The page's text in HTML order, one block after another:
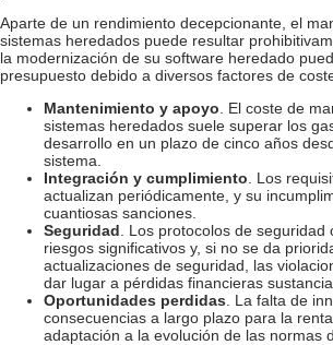
Aparte de un rendimiento decepcionante, el
sistemas heredados puede resultar
la modernización de su software heredado
presupuesto debido a diversos factores de
Mantenimiento y apoyo . El coste de
sistemas heredados suele superar los
desarrollo en un plazo de cinco años
sistema.
Integración y cumplimiento . Los
actualizan periódicamente, y su
cuantiosas sanciones.
Seguridad . Los protocolos de
riesgos significativos y, si no se da
actualizaciones de seguridad, las
dar lugar a pérdidas financieras
Oportunidades perdidas . La falta de
consecuencias a largo plazo para la
adaptación a la evolución de las normas